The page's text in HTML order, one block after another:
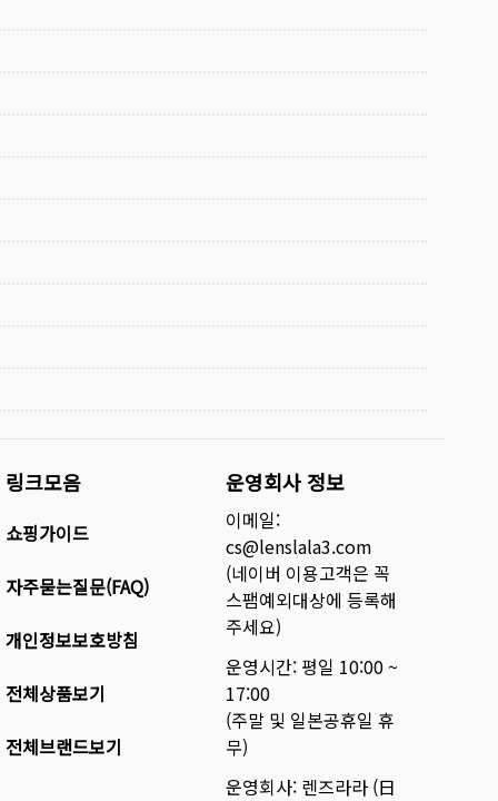
링크모음
쇼핑가이드
자주묻는질문(FAQ)
개인정보보호방침
전체상품보기
전체브랜드보기
운영회사 정보
이메일:
cs@lenslala3.com
(네이버 이용고객은 꼭
스팸예외대상에 등록해
주세요)
운영시간: 평일 10:00 ~
17:00
(주말 및 일본공휴일 휴
무)
운영회사: 렌즈라라 (日